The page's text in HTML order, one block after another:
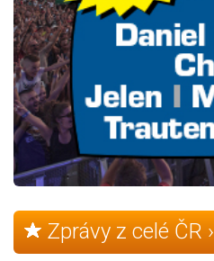
Zprávy z celé ČR ›